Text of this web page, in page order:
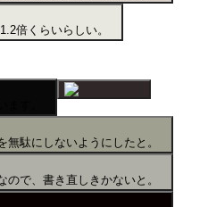
倍くらいらしい。
駄にしないようにしたと。
で、書き直しきかないと。